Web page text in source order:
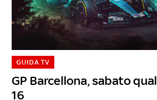
GP Barcellona, sabato
16
GUIDA TV